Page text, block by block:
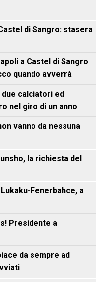
di Sangro: stasera
a Castel di Sangro
quando avverrà
due calciatori ed
nel giro di un anno
vanno da nessuna
la richiesta del
Fenerbahce, a
Presidente a
da sempre ad